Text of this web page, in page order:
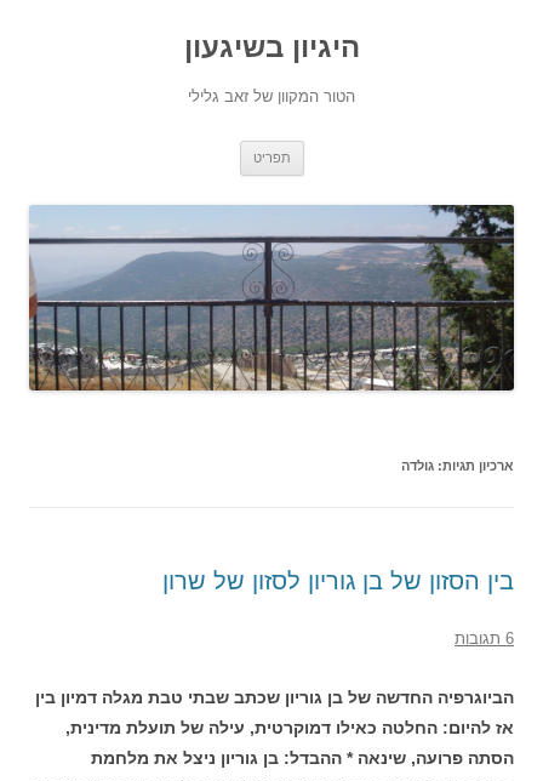
היגיון בשיגעון
הטור המקוון של זאב גלילי
תפריט
ארכיון תגיות: גולדה
בין הסזון של בן גוריון לסזון של שרון
6 תגובות
הביוגרפיה החדשה של בן גוריון שכתב שבתי טבת מגלה דמיון בין
אז להיום: החלטה כאילו דמוקרטית, עילה של תועלת מדינית,
הסתה פרועה, שינאה * ההבדל: בן גוריון ניצל את מלחמת